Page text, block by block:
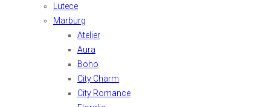
Lutece
Marburg
Atelier
Aura
Boho
City Charm
City Romance